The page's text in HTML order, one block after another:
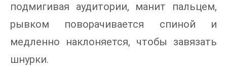
подмигивая аудитории, манит пальцем,
рывком поворачивается спиной и
медленно наклоняется, чтобы завязать
шнурки.